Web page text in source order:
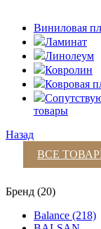
Виниловая
Ламинат
Линолеум
Ковролин
Ковровая
товары
Назад
ВСЕ
Бренд (20)
Balance (218)